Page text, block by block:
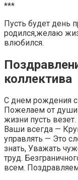
***
Пусть будет день
родился,желаю
влюбился.
коллектива
С днем рождения
Пожелаем от
жизни пусть
Ваши всегда —
управлять — Это
знать, Уважать
труд.
всем.